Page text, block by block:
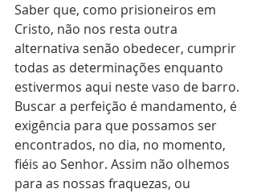
Saber que, como prisioneiros em
Cristo, não nos resta outra
alternativa senão obedecer, cumprir
todas as determinações enquanto
estivermos aqui neste vaso de barro.
Buscar a perfeição é mandamento, é
exigência para que possamos ser
encontrados, no dia, no momento,
fiéis ao Senhor. Assim não olhemos
para as nossas fraquezas, ou